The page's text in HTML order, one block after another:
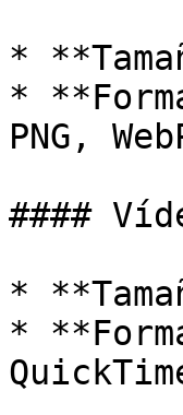
*
*
PNG,
####
*
*